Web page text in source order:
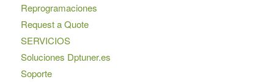
Reprogramaciones
Request a Quote
SERVICIOS
Soluciones Dptuner.es
Soporte